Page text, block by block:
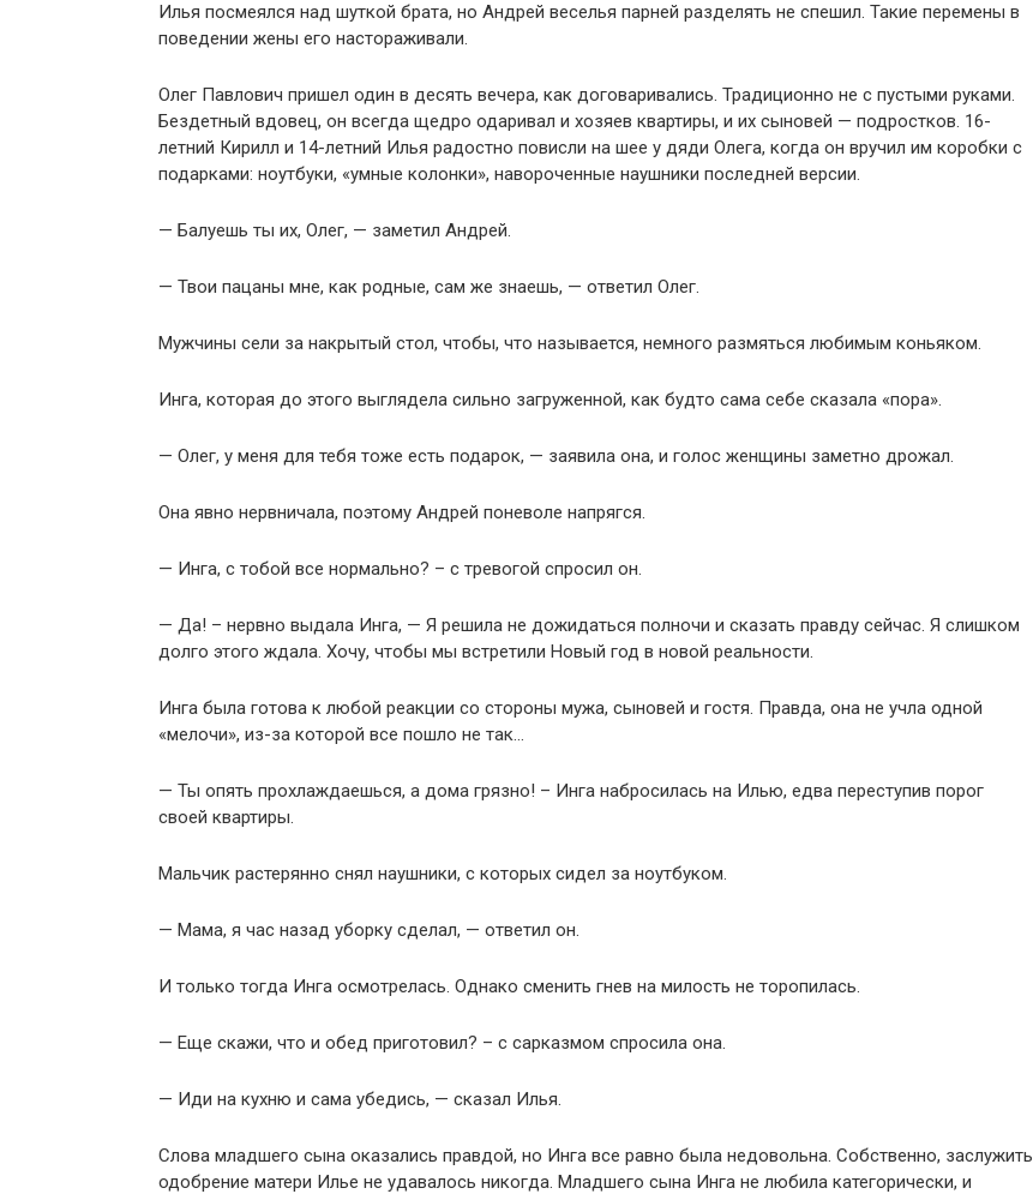
Илья посмеялся над шуткой брата, но Андрей веселья парней разделять не спешил. Такие перемены в
поведении жены его настораживали.
Олег Павлович пришел один в десять вечера, как договаривались. Традиционно не с пустыми руками.
Бездетный вдовец, он всегда щедро одаривал и хозяев квартиры, и их сыновей — подростков. 16-
летний Кирилл и 14-летний Илья радостно повисли на шее у дяди Олега, когда он вручил им коробки с
подарками: ноутбуки, «умные колонки», навороченные наушники последней версии.
— Балуешь ты их, Олег, — заметил Андрей.
— Твои пацаны мне, как родные, сам же знаешь, — ответил Олег.
Мужчины сели за накрытый стол, чтобы, что называется, немного размяться любимым коньяком.
Инга, которая до этого выглядела сильно загруженной, как будто сама себе сказала «пора».
— Олег, у меня для тебя тоже есть подарок, — заявила она, и голос женщины заметно дрожал.
Она явно нервничала, поэтому Андрей поневоле напрягся.
— Инга, с тобой все нормально? – с тревогой спросил он.
— Да! – нервно выдала Инга, — Я решила не дожидаться полночи и сказать правду сейчас. Я слишком
долго этого ждала. Хочу, чтобы мы встретили Новый год в новой реальности.
Инга была готова к любой реакции со стороны мужа, сыновей и гостя. Правда, она не учла одной
«мелочи», из-за которой все пошло не так…
— Ты опять прохлаждаешься, а дома грязно! – Инга набросилась на Илью, едва переступив порог
своей квартиры.
Мальчик растерянно снял наушники, с которых сидел за ноутбуком.
— Мама, я час назад уборку сделал, — ответил он.
И только тогда Инга осмотрелась. Однако сменить гнев на милость не торопилась.
— Еще скажи, что и обед приготовил? – с сарказмом спросила она.
— Иди на кухню и сама убедись, — сказал Илья.
Слова младшего сына оказались правдой, но Инга все равно была недовольна. Собственно, заслужить
одобрение матери Илье не удавалось никогда. Младшего сына Инга не любила категорически, и